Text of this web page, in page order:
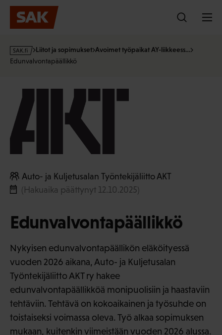
Hyppää
sisältöön
s
a
Liitot ja sopimukset Avoimet työpaikat AY-liikkeess…
Edunvalvontapäällikkö
Auto- ja Kuljetusalan Työntekijäliitto AKT
(Hakuaika päättynyt 12.10.2025)
Edunvalvontapäällikkö
Nykyisen edunvalvontapäällikön eläköityessä
vuoden 2026 aikana, Auto- ja Kuljetusalan
Työntekijäliitto AKT ry hakee
edunvalvontapäällikköä monipuolisiin ja haastaviin
tehtäviin. Tehtävä on kokoaikainen ja työsuhde on
toistaiseksi voimassa oleva. Työ alkaa sopimuksen
mukaan, kuitenkin viimeistään vuoden 2026 alussa.